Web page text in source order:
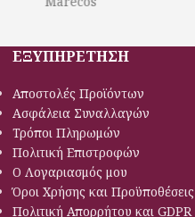
ΕΞΥΠΗΡΕΤΗΣΗ
Αποστολές Προϊόντων
Ασφάλεια Συναλλαγών
Τρόποι Πληρωμών
Πολιτική Eπιστροφών
Ο Λογαριασμός μου
Όροι Χρήσης και Προϋποθέσεις
Πολιτική Απορρήτου και GDPR